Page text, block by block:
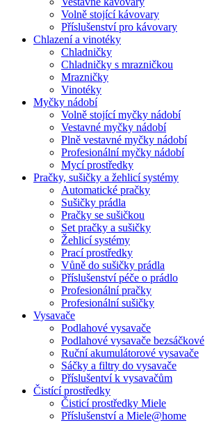
Volně stojící kávovary
Příslušenství pro kávovary
Chlazení a vinotéky
Chladničky
Chladničky s mrazničkou
Mrazničky
Vinotéky
Myčky nádobí
Volně stojící myčky nádobí
Vestavné myčky nádobí
Plně vestavné myčky nádobí
Profesionální myčky nádobí
Mycí prostředky
Pračky, sušičky a žehlicí systémy
Automatické pračky
Sušičky prádla
Pračky se sušičkou
Set pračky a sušičky
Žehlicí systémy
Prací prostředky
Vůně do sušičky prádla
Příslušenství péče o prádlo
Profesionální pračky
Profesionální sušičky
Vysavače
Podlahové vysavače
Podlahové vysavače bezsáčkové
Ruční akumulátorové vysavače
Sáčky a filtry do vysavače
Příslušentví k vysavačům
Čistící prostředky
Čisticí prostředky Miele
Příslušenství a Miele@home